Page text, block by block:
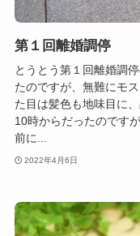
第１回離婚調停
とうとう第１回離婚調
たのですが、無難にモ
た目は髪色も地味目に
10時からだったのです
前に...
2022年4月6日